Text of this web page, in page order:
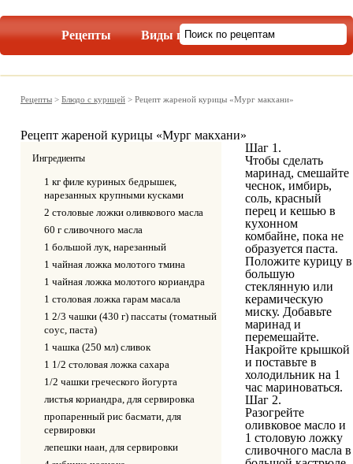
Рецепты Виды пасты
Рецепты > Блюдо с курицей > Рецепт жареной курицы «Мург макхани»
Рецепт жареной курицы «Мург макхани»
Ингредиенты
1 кг филе куриных бедрышек,
нарезанных крупными кусками
2 столовые ложки оливкового масла
60 г сливочного масла
1 большой лук, нарезанный
1 чайная ложка молотого тмина
1 чайная ложка молотого кориандра
1 столовая ложка гарам масала
1 2/3 чашки (430 г) пассаты (томатный
соус, паста)
1 чашка (250 мл) сливок
1 1/2 столовая ложка сахара
1/2 чашки греческого йогурта
листья кориандра, для сервировка
пропаренный рис басмати, для
сервировки
лепешки наан, для сервировки
Шаг 1.
Чтобы сделать
маринад, смешайте
чеснок, имбирь,
соль, красный
перец и кешью в
кухонном
комбайне, пока не
образуется паста.
Положите курицу в
большую
стеклянную или
керамическую
миску. Добавьте
маринад и
перемешайте.
Накройте крышкой
и поставьте в
холодильник на 1
час мариноваться.
Шаг 2.
Разогрейте
оливковое масло и
1 столовую ложку
сливочного масла в